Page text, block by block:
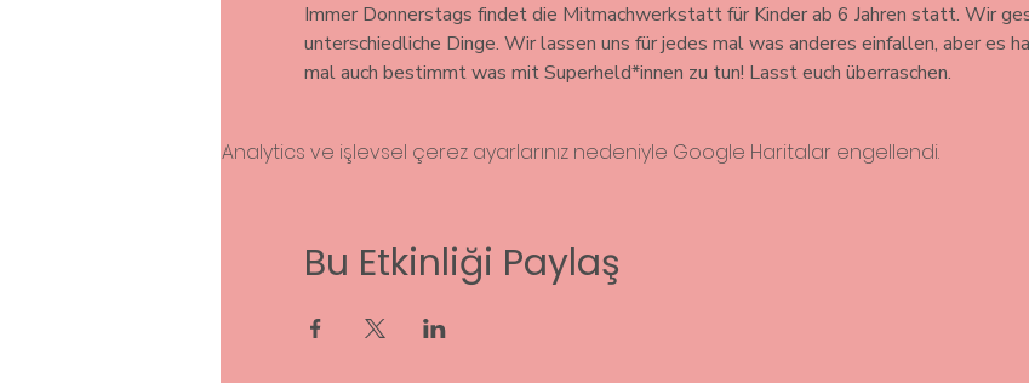
Immer Donnerstags findet die Mitmachwerkstatt für Kinder ab 6 Jahren statt. Wir
unterschiedliche Dinge. Wir lassen uns für jedes mal was anderes einfallen, aber es
mal auch bestimmt was mit Superheld*innen zu tun! Lasst euch überraschen.
Analytics ve işlevsel çerez ayarlarınız nedeniyle Google Haritalar engellendi.
Bu Etkinliği Paylaş